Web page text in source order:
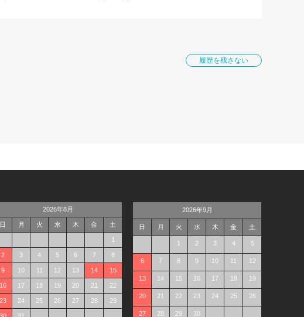
履歴を残さない
2026年8月
日 月 火 水 木 金 土
1
2 3 4 5 6 7 8
9 10 11 12 13 14 15
16 17 18 19 20 21 22
23 24 25 26 27 28 29
2026年9月
日 月 火 水 木 金 土
1 2 3 4 5
6 7 8 9 10 11 12
13 14 15 16 17 18 19
20 21 22 23 24 25 26
27 28 29 30